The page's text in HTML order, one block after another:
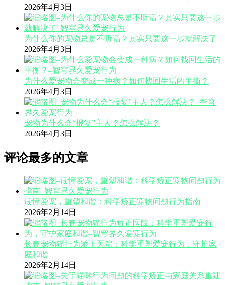
2026年4月3日
为什么你的宠物总是不听话？其实只要这一步就解决了
2026年4月3日
为什么爱宠物会变成一种病？如何找回生活的平衡？
2026年4月3日
宠物为什么会“报复”主人？怎么解决？
2026年4月3日
评论最多的文章
读懂爱宠，重塑和谐：科学矫正宠物问题行为指南
2026年2月14日
长春宠物猫行为矫正医院：科学重塑爱宠行为，守护家
庭和谐
2026年2月14日